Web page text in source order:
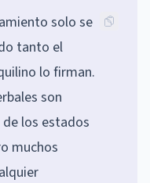
solo se
tanto el
lo firman.
son
los estados
muchos